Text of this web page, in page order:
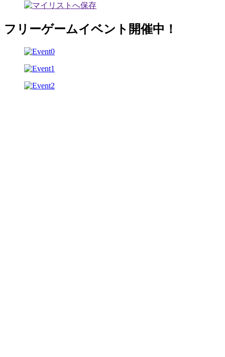
フリーゲームイベント開催中！